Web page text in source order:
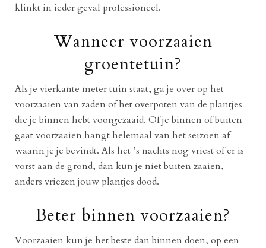
klinkt in ieder geval professioneel.
Wanneer voorzaaien
groentetuin?
Als je vierkante meter tuin staat, ga je over op het
voorzaaien van zaden of het overpoten van de plantjes
die je binnen hebt voorgezaaid. Of je binnen of buiten
gaat voorzaaien hangt helemaal van het seizoen af
waarin je je bevindt. Als het ’s nachts nog vriest of er is
vorst aan de grond, dan kun je niet buiten zaaien,
anders vriezen jouw plantjes dood.
Beter binnen voorzaaien?
Voorzaaien kun je het beste dan binnen doen, op een